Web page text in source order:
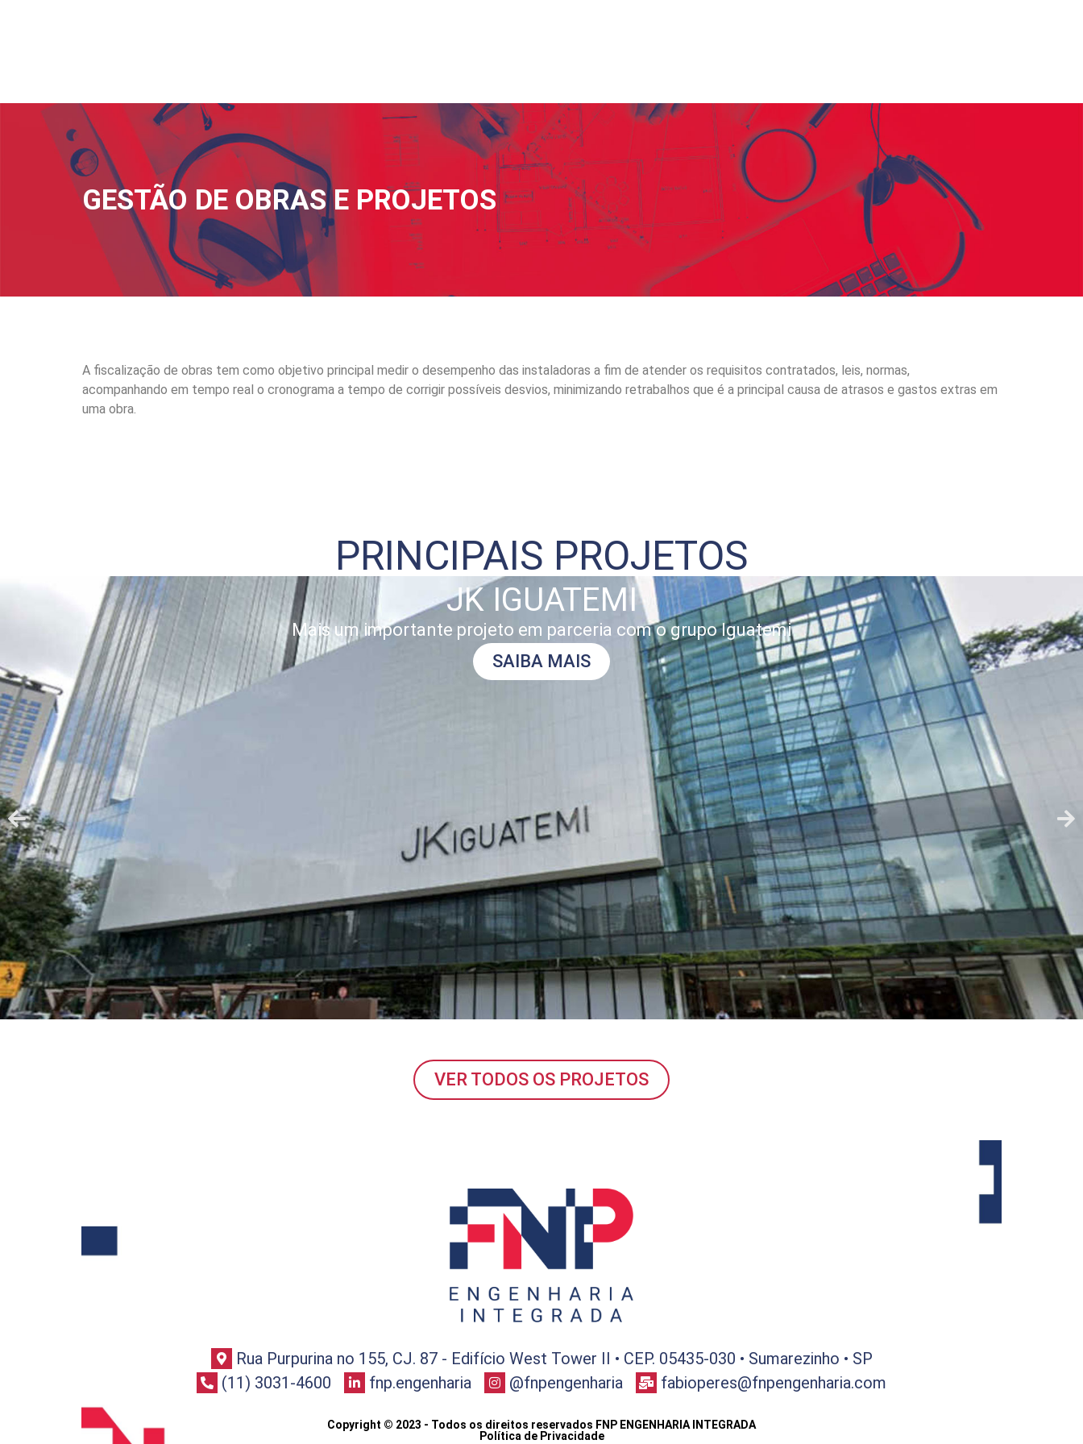
GESTÃO DE OBRAS E PROJETOS
A fiscalização de obras tem como objetivo principal medir o desempenho das instaladoras a fim de atender os requisitos contratados, leis, normas,
acompanhando em tempo real o cronograma a tempo de corrigir possíveis desvios, minimizando retrabalhos que é a principal causa de atrasos e gastos extras em
uma obra.
PRINCIPAIS PROJETOS
JK IGUATEMI
Mais um importante projeto em parceria com o grupo Iguatemi
SAIBA MAIS
VER TODOS OS PROJETOS
Rua Purpurina no 155, CJ. 87 - Edifício West Tower II • CEP. 05435-030 • Sumarezinho • SP
(11) 3031-4600
fnp.engenharia @fnpengenharia fabioperes@fnpengenharia.com
Copyright © 2023 - Todos os direitos reservados FNP ENGENHARIA INTEGRADA
Política de Privacidade